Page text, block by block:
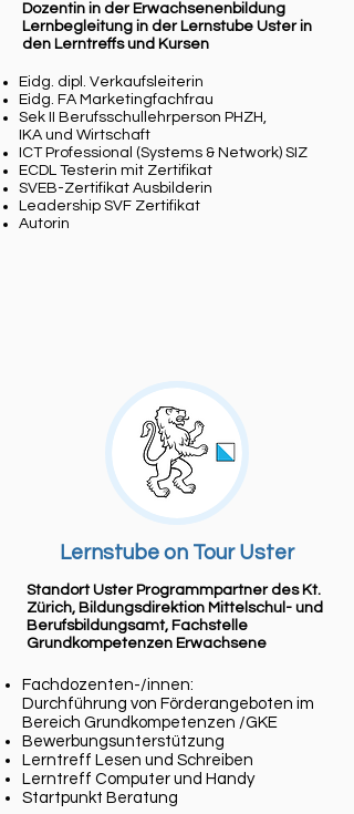
Dozentin in der Erwachsenenbildung
Lernbegleitung in der Lernstube Uster in
den Lerntreffs und Kursen
Eidg. dipl. Verkaufsleiterin
Eidg. FA Marketingfachfrau
Sek II Berufsschullehrperson PHZH,
IKA und Wirtschaft
ICT Professional (Systems & Network) SIZ
ECDL Testerin mit Zertifikat
SVEB-Zertifikat Ausbilderin
Leadership SVF Zertifikat
Autorin
Lernstube on Tour Uster
Standort Uster Programmpartner des Kt.
Zürich, Bildungsdirektion Mittelschul- und
Berufsbildungsamt, Fachstelle
Grundkompetenzen Erwachsene
Fachdozenten-/innen:
Durchführung von Förderangeboten im
Bereich Grundkompetenzen /GKE
Bewerbungsunterstützung
Lerntreff Lesen und Schreiben
Lerntreff Computer und Handy
Startpunkt Beratung